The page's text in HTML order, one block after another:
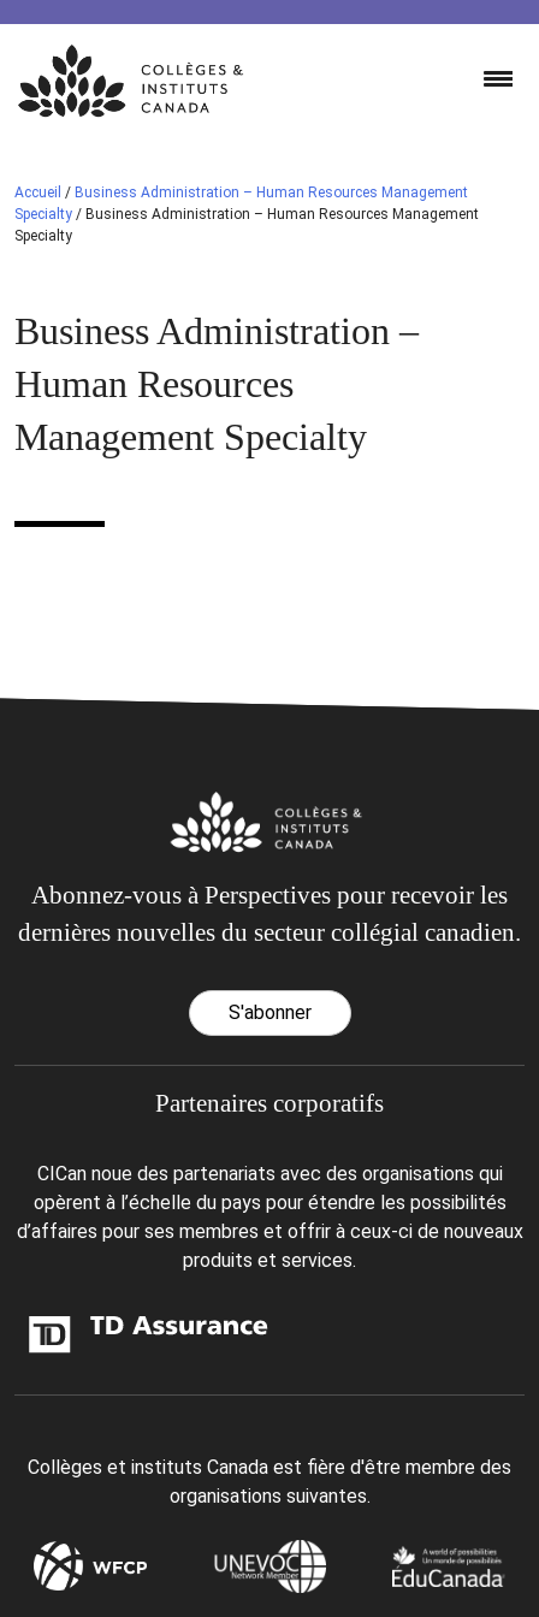
Skip
content
Accueil / Business Administration – Human Resources Management
Specialty / Business Administration – Human Resources Management
Specialty
Business Administration –
Human Resources
Management Specialty
Abonnez-vous à Perspectives pour recevoir les
dernières nouvelles du secteur collégial canadien.
S'abonner
Partenaires corporatifs
CICan noue des partenariats avec des organisations qui
opèrent à l’échelle du pays pour étendre les possibilités
d’affaires pour ses membres et offrir à ceux-ci de nouveaux
produits et services.
Collèges et instituts Canada est fière d'être membre des
organisations suivantes.